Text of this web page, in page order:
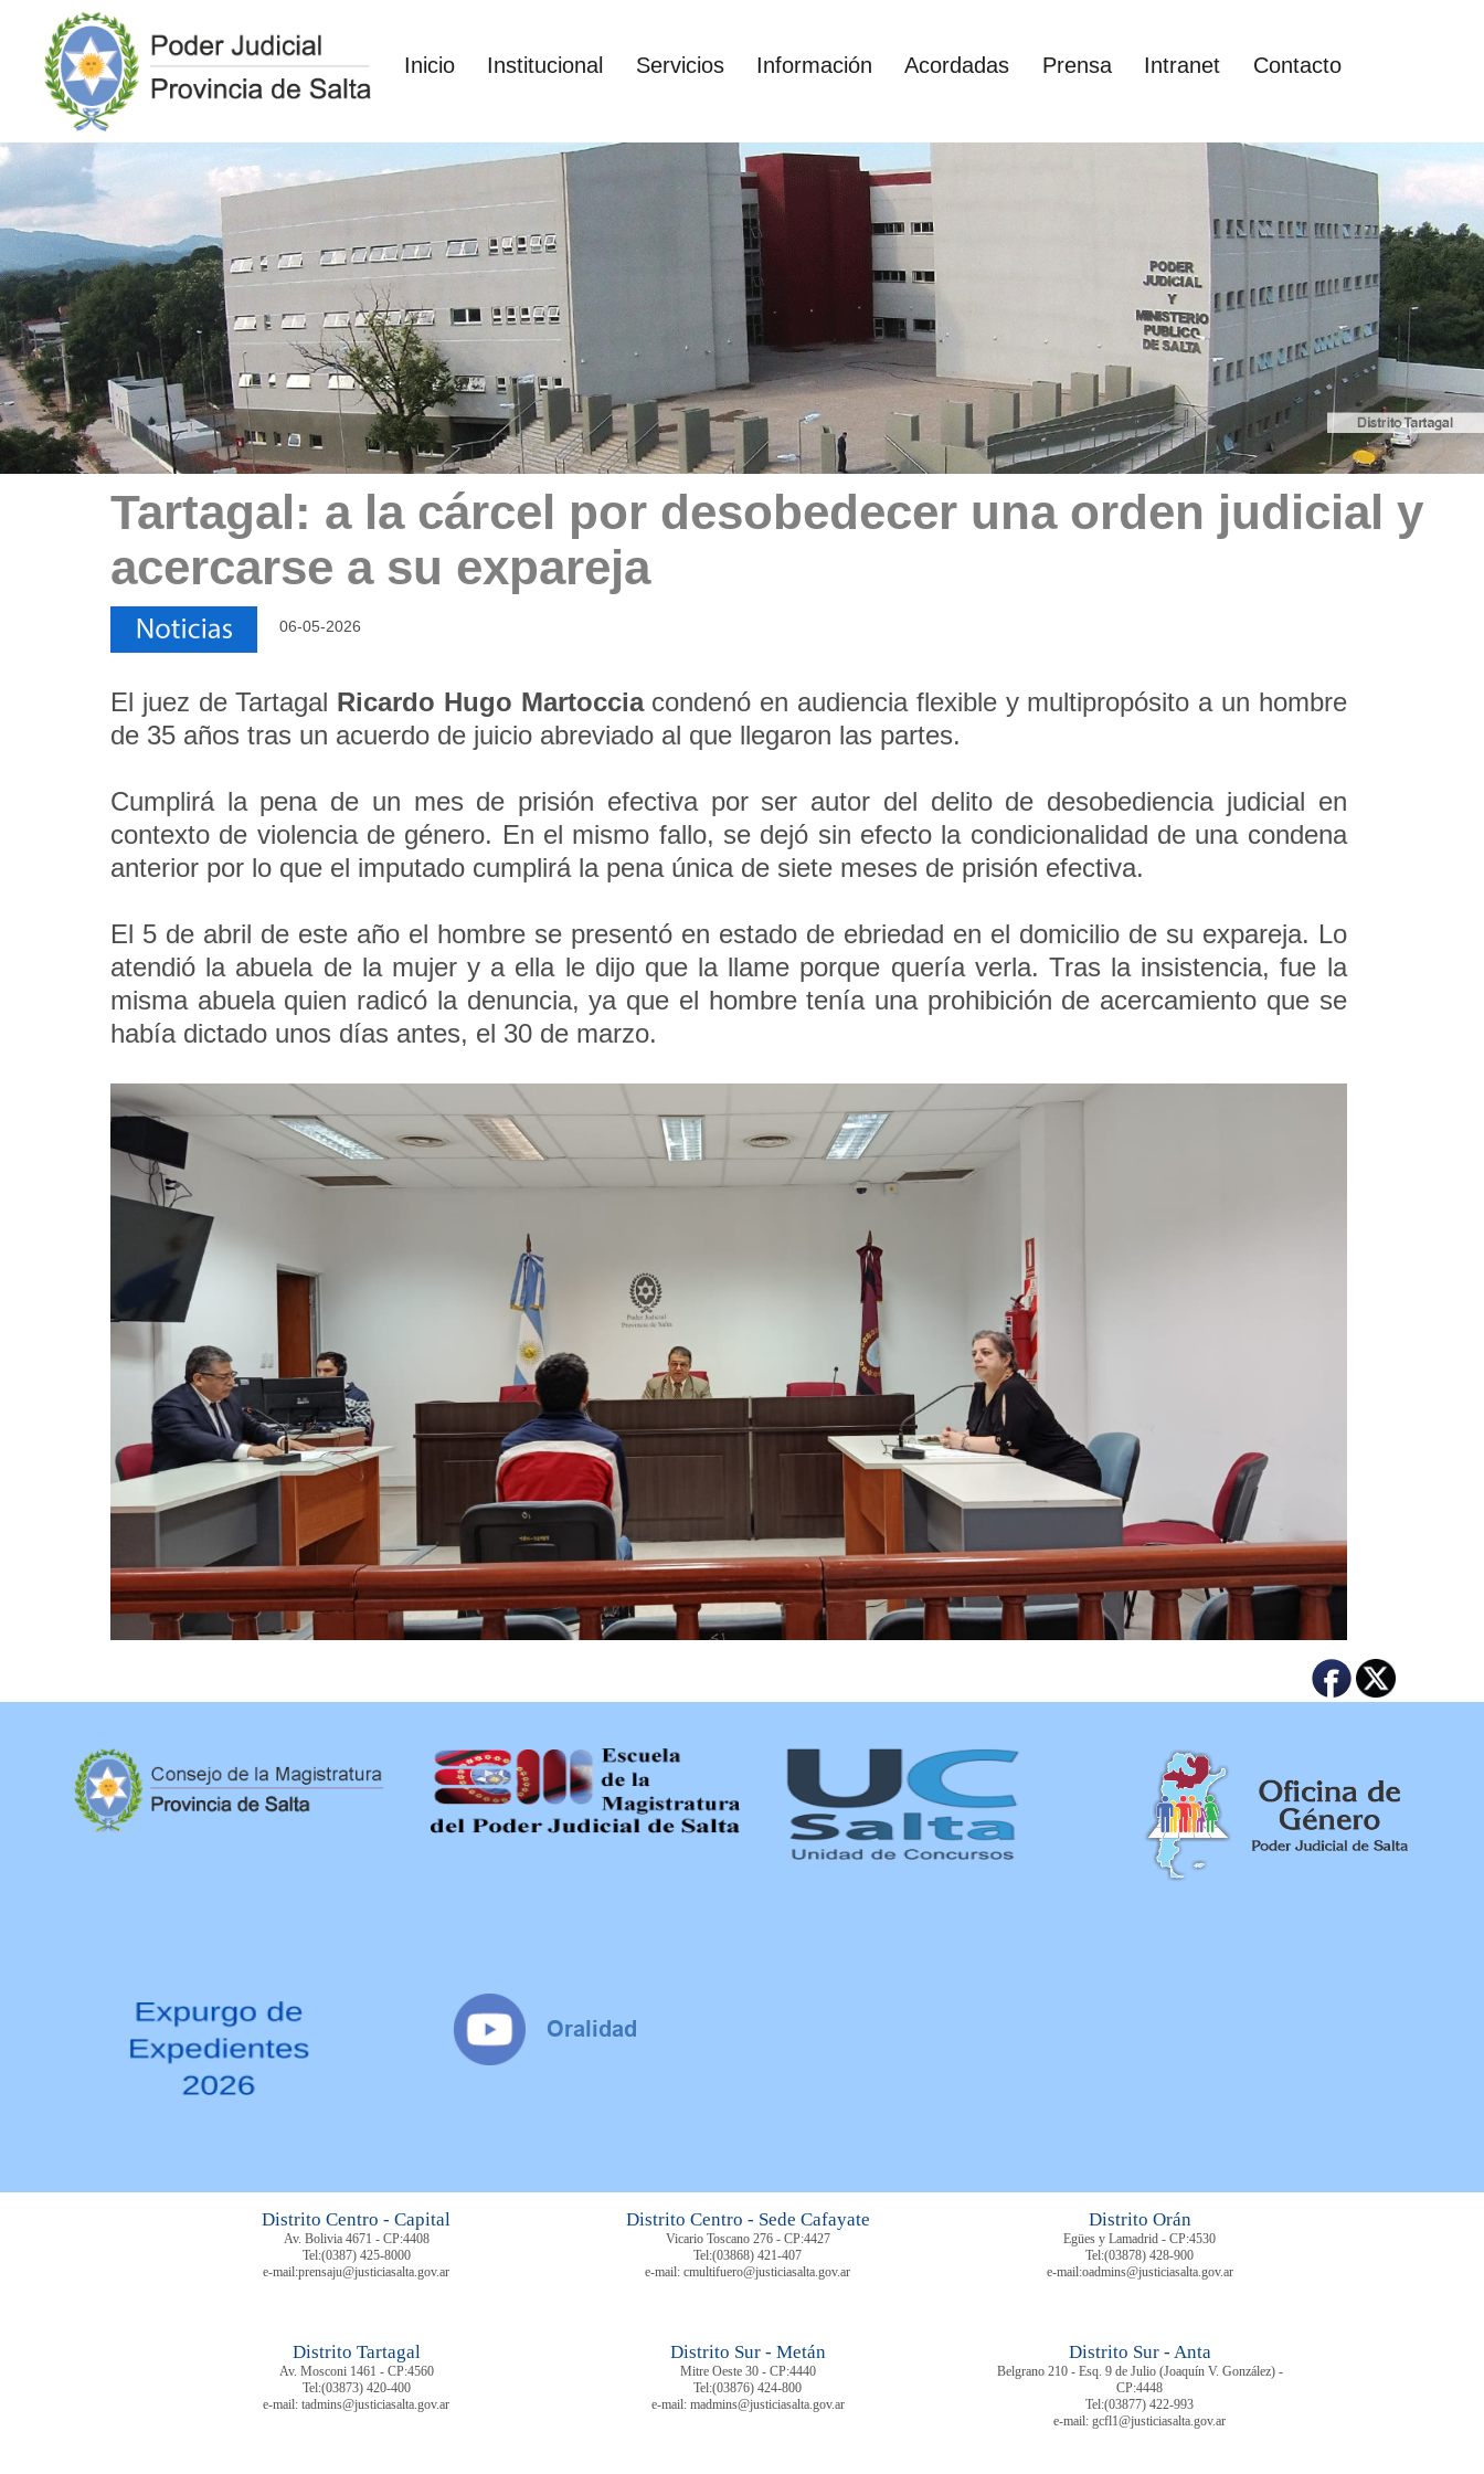
Inicio Institucional Servicios Información Acordadas Prensa Intranet Contacto
Tartagal: a la cárcel por desobedecer una orden judicial y
acercarse a su expareja
06-05-2026
El juez de Tartagal Ricardo Hugo Martoccia condenó en audiencia flexible y multipropósito a un hombre
de 35 años tras un acuerdo de juicio abreviado al que llegaron las partes.
Cumplirá la pena de un mes de prisión efectiva por ser autor del delito de desobediencia judicial en
contexto de violencia de género. En el mismo fallo, se dejó sin efecto la condicionalidad de una condena
anterior por lo que el imputado cumplirá la pena única de siete meses de prisión efectiva.
El 5 de abril de este año el hombre se presentó en estado de ebriedad en el domicilio de su expareja. Lo
atendió la abuela de la mujer y a ella le dijo que la llame porque quería verla. Tras la insistencia, fue la
misma abuela quien radicó la denuncia, ya que el hombre tenía una prohibición de acercamiento que se
había dictado unos días antes, el 30 de marzo.
Distrito Centro - Capital
Av. Bolivia 4671 - CP:4408
Tel:(0387) 425-8000
e-mail:prensaju@justiciasalta.gov.ar
Distrito Centro - Sede Cafayate
Vicario Toscano 276 - CP:4427
Tel:(03868) 421-407
e-mail: cmultifuero@justiciasalta.gov.ar
Distrito Orán
Egües y Lamadrid - CP:4530
Tel:(03878)428-900
e-mail:oadmins@justiciasalta.gov.ar
Distrito Tartagal
Av. Mosconi 1461 - CP:4560
Tel:(03873) 420-400
e-mail: tadmins@justiciasalta.gov.ar
Distrito Sur - Metán
Mitre Oeste 30 - CP:4440
Tel:(03876) 424-800
e-mail: madmins@justiciasalta.gov.ar
Distrito Sur - Anta
Belgrano 210 - Esq. 9 de Julio (Joaquín V. González) -
CP:4448
Tel:(03877) 422-993
e-mail: gcfl1@justiciasalta.gov.ar